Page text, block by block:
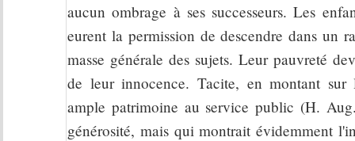
aucun ombrage à ses successeurs. Les
eurent la permission de descendre dans un
masse générale des sujets. Leur pauvreté
de leur innocence. Tacite, en montant sur
ample patrimoine au service public (H.
générosité, mais qui montrait évidemment